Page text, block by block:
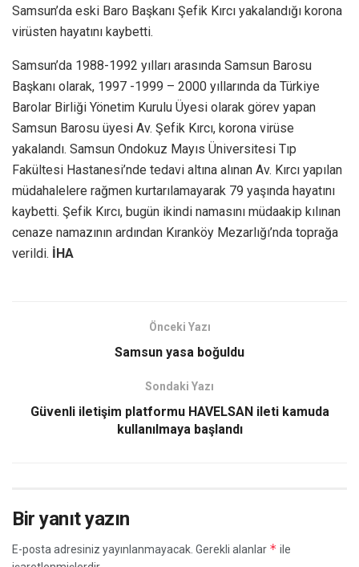
Samsun’da eski Baro Başkanı Şefik Kırcı yakalandığı korona
virüsten hayatını kaybetti.
Samsun’da 1988-1992 yılları arasında Samsun Barosu
Başkanı olarak, 1997 -1999 – 2000 yıllarında da Türkiye
Barolar Birliği Yönetim Kurulu Üyesi olarak görev yapan
Samsun Barosu üyesi Av. Şefik Kırcı, korona virüse
yakalandı. Samsun Ondokuz Mayıs Üniversitesi Tıp
Fakültesi Hastanesi’nde tedavi altına alınan Av. Kırcı yapılan
müdahalelere rağmen kurtarılamayarak 79 yaşında hayatını
kaybetti. Şefik Kırcı, bugün ikindi namasını müdaakip kılınan
cenaze namazının ardından Kıranköy Mezarlığı’nda toprağa
verildi. İHA
Önceki Yazı
Samsun yasa boğuldu
Sondaki Yazı
Güvenli iletişim platformu HAVELSAN ileti kamuda
kullanılmaya başlandı
Bir yanıt yazın
E-posta adresiniz yayınlanmayacak. Gerekli alanlar * ile